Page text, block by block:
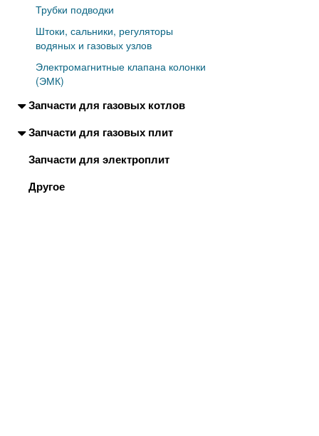
Трубки подводки
Штоки, сальники, регуляторы
водяных и газовых узлов
Электромагнитные клапана колонки
(ЭМК)
Запчасти для газовых котлов
Запчасти для газовых плит
Запчасти для электроплит
Другое